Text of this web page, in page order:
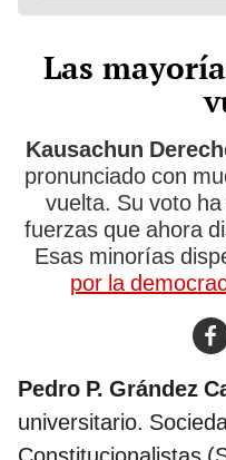
Las
Kausachun
pronunciado con
vuelta. Su voto
fuerzas que ahora
Esas minorías
por la
Pedro P. Grández
universitario.